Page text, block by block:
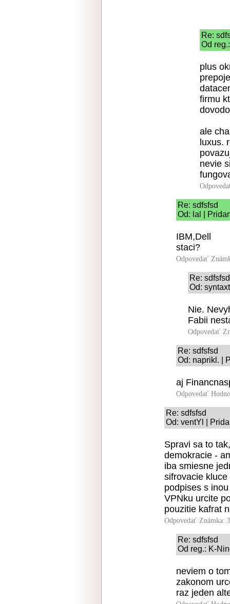
Re:
Od
plus
firmu
ale
luxus.
nevie
Re: sdfsfsd
Od: lal |
IBM,Dell
staci?
Odpovedať
Re: sdfsfsd
Od:
Nie.
Fabii
Odpovedať
Re: sdfsfsd
Od: naprikl. |
aj
Odpovedať
Re: sdfsfsd
Od: ventYl |
Spravi sa to
demokracie -
iba smiesne
sifrovacie
podpises s
VPNku urcite
pouzitie kafrat
Odpovedať Známka:
Re: sdfsfsd
Od reg.: K-
neviem o
zakonom
raz jeden